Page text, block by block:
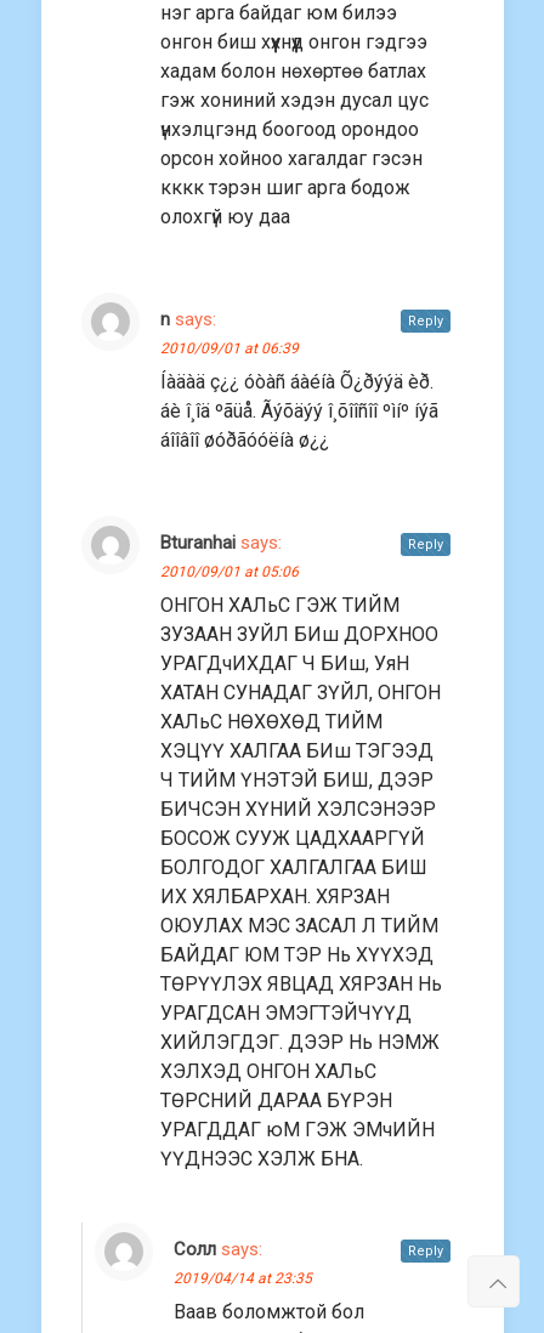
нэг арга байдаг юм билээ
онгон биш хүүхнүүд онгон гэдгээ
хадам болон нөхөртөө батлах
гэж хониний хэдэн дусал цус
үнхэлцгэнд боогоод орондоо
орсон хойноо хагалдаг гэсэн
кккк тэрэн шиг арга бодож
олохгүй юу даа
n says:
2010/09/01 at 06:39
Íàäàä ç¿¿ óòàñ áàéíà Õ¿ðýýä èð.
áè î¸îä ºãüå. Ãýõäýý î¸õîîñîî ºìíº íýã
áîîâîî øóðãóóëíà ø¿¿
Reply
Bturanhai says:
2010/09/01 at 05:06
ОНГОН ХАЛьС ГЭЖ ТИЙМ
ЗУЗААН ЗУЙЛ БИш ДОРХНОО
УРАГДчИХДАГ Ч БИш, УяН
ХАТАН СУНАДАГ ЗҮЙЛ, ОНГОН
ХАЛьС НӨХӨХӨД ТИЙМ
ХЭЦҮҮ ХАЛГАА БИш ТЭГЭЭД
Ч ТИЙМ ҮНЭТЭЙ БИШ, ДЭЭР
БИЧСЭН ХҮНИЙ ХЭЛСЭНЭЭР
БОСОЖ СУУЖ ЦАДХААРГҮЙ
БОЛГОДОГ ХАЛГАЛГАА БИШ
ИХ ХЯЛБАРХАН. ХЯРЗАН
ОЮУЛАХ МЭС ЗАСАЛ Л ТИЙМ
БАЙДАГ ЮМ ТЭР Нь ХҮҮХЭД
ТӨРҮҮЛЭХ ЯВЦАД ХЯРЗАН Нь
УРАГДСАН ЭМЭГТЭЙЧҮҮД
ХИЙЛЭГДЭГ. ДЭЭР Нь НЭМЖ
ХЭЛХЭД ОНГОН ХАЛьС
ТӨРСНИЙ ДАРАА БҮРЭН
УРАГДДАГ юМ ГЭЖ ЭМчИЙН
ҮҮДНЭЭС ХЭЛЖ БНА.
Reply
Солл says:
2019/04/14 at 23:35
Ваав боломжтой бол
Reply